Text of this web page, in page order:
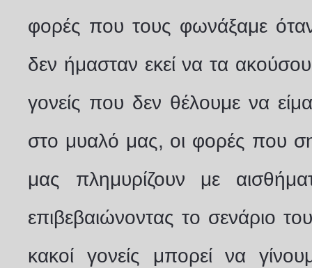
φορές που τους φωνάξαμε
δεν ήμασταν εκεί να τα
γονείς που δεν θέλουμε να
στο μυαλό μας, οι φορές που
μας πλημυρίζουν με
επιβεβαιώνοντας το σενάριο
κακοί γονείς μπορεί να